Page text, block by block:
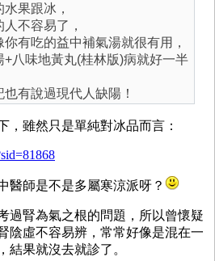
果跟冰，
不容易了，
有吃的益中補氣湯就很有用，
八味地黃丸(桂林版)病就好一半
有說過現代人缺陽！
，雖然只是單純對冰品而言：
醫師是不是多屬寒涼派呀？
過腎為氣之根的問題，所以曾懷疑
陰虛不容易辨，常常好像是混在一
結果就沒去就診了。